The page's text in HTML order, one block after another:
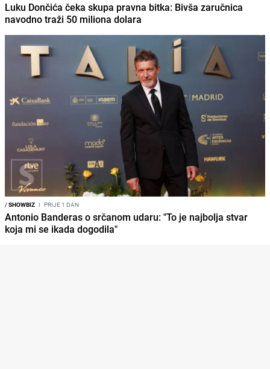
Luku Dončića čeka skupa pravna bitka: Bivša zaručnica
navodno traži 50 miliona dolara
/SHOWBIZ I PRIJE 1 DAN
Antonio Banderas o srčanom udaru: "To je najbolja stvar
koja mi se ikada dogodila"